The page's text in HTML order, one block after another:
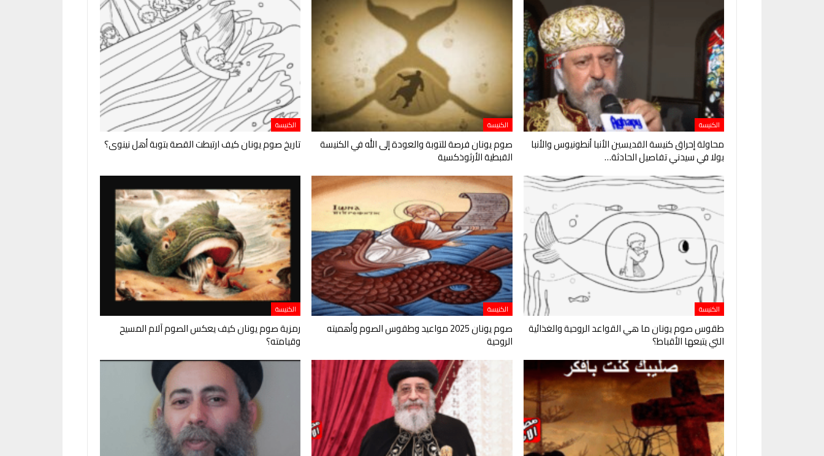
الكنيسة
محاولة إحراق كنيسة القديسين الأنبا أنطونيوس والأنبا
بولا في سيدني تفاصيل الحادثة…
الكنيسة
صوم يونان فرصة للتوبة والعودة إلى الله في الكنيسة
القبطية الأرثوذكسية
الكنيسة
تاريخ صوم يونان كيف ارتبطت القصة بتوبة أهل نينوى؟
الكنيسة
طقوس صوم يونان ما هي القواعد الروحية والغذائية
التي يتبعها الأقباط؟
الكنيسة
صوم يونان 2025 مواعيد وطقوس الصوم وأهميته
الروحية
الكنيسة
رمزية صوم يونان كيف يعكس الصوم آلام المسيح
وقيامته؟